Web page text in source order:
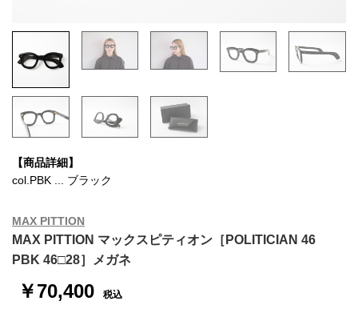
【商品詳細】
col.PBK ... ブラック
MAX PITTION
MAX PITTION マックスピティオン［POLITICIAN 46
PBK 46□28］メガネ
￥70,400 税込